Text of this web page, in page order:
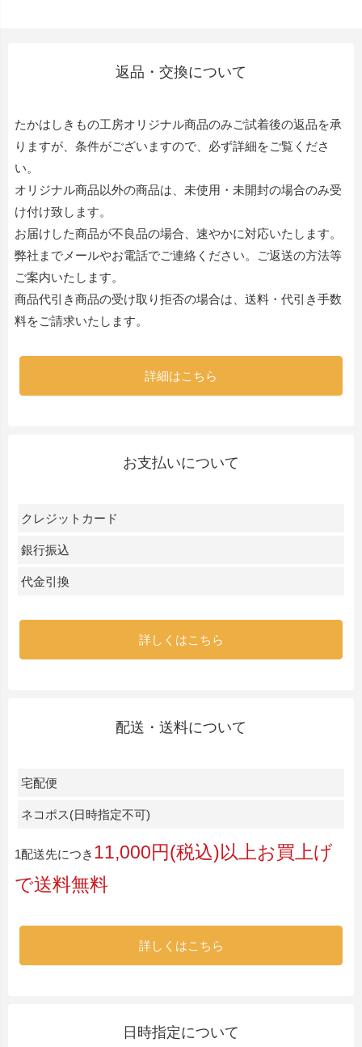
返品・交換について
たかはしきもの工房オリジナル商品のみご試着後の返品を承
りますが、条件がございますので、必ず詳細をご覧くださ
い。
オリジナル商品以外の商品は、未使用・未開封の場合のみ受
け付け致します。
お届けした商品が不良品の場合、速やかに対応いたします。
弊社までメールやお電話でご連絡ください。ご返送の方法等
ご案内いたします。
商品代引き商品の受け取り拒否の場合は、送料・代引き手数
料をご請求いたします。
詳細はこちら
お支払いについて
クレジットカード
銀行振込
代金引換
詳しくはこちら
配送・送料について
宅配便
ネコポス(日時指定不可)
1配送先につき 11,000円(税込)以上お買上げ
で送料無料
詳しくはこちら
日時指定について